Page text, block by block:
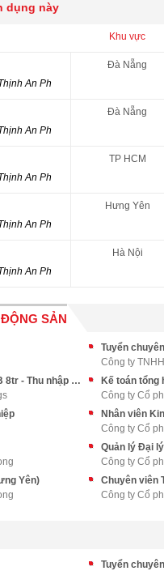
dụng này
Khu vực
An Ph
Đà Nẵng
An Ph
Đà Nẵng
An Ph
TP HCM
An Ph
Hưng Yên
An Ph
Hà Nội
SẢN
Tuyển
Công ty
Nhân viên kinh doanh BĐS cao cấp - LCB 8tr - Thu nhập upto 70tr++
Kế toán tổng
Công ty Cổ
Nhân viên
Công ty Cổ
Quản lý Đại lý
Công ty Cổ
Yên)
Chuyên viên
Công ty Cổ
Tuyển